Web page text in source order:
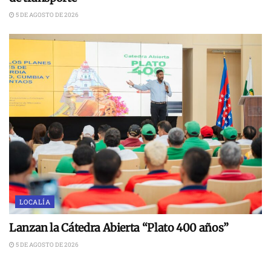
5 DE AGOSTO DE 2026
LOCALÍA
Lanzan la Cátedra Abierta “Plato 400 años”
5 DE AGOSTO DE 2026